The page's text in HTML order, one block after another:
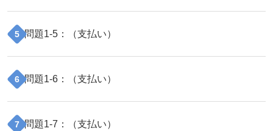
5 問題1-5 ：（支払い）
6 問題1-6 ：（支払い）
7 問題1-7 ：（支払い）